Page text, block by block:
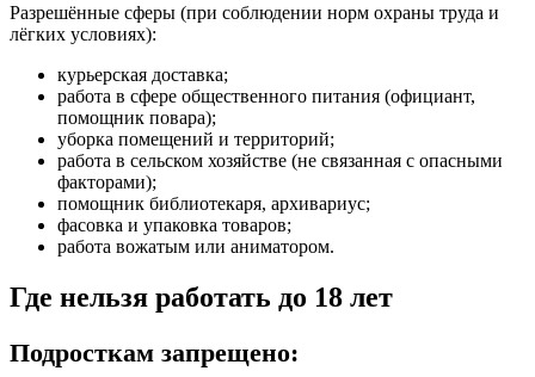
Разрешённые сферы (при соблюдении норм охраны труда и
лёгких условиях):
курьерская доставка;
работа в сфере общественного питания (официант,
помощник повара);
уборка помещений и территорий;
работа в сельском хозяйстве (не связанная с опасными
факторами);
помощник библиотекаря, архивариус;
фасовка и упаковка товаров;
работа вожатым или аниматором.
Где нельзя работать до 18 лет
Подросткам запрещено: